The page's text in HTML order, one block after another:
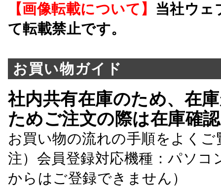
【画像転載について】 当社ウェ
て転載禁止です。
お買い物ガイド
社内共有在庫のため、在
ためご注文の際は在庫確
お買い物の流れの手順をよくご
注）会員登録対応機種：パソ
からはご登録できません）